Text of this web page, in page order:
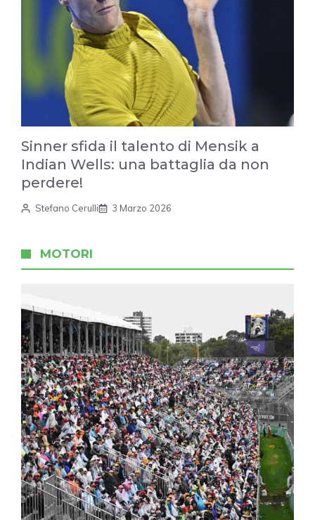
Sinner sfida il talento di Mensik a
Indian Wells: una battaglia da non
perdere!
Stefano Cerulli 3 Marzo 2026
MOTORI